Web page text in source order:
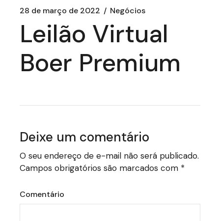
28 de março de 2022 Negócios
Leilão Virtual
Boer Premium
Deixe um comentário
O seu endereço de e-mail não será publicado.
Campos obrigatórios são marcados com *
Comentário